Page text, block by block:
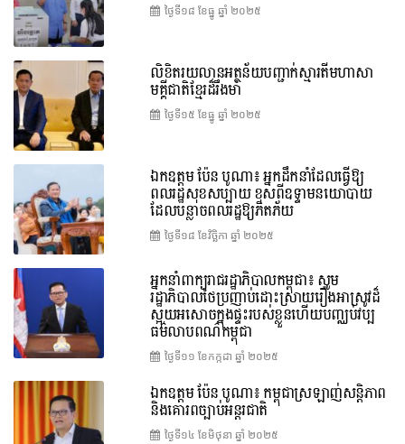
ថ្ងៃទី១៨ ខែ​ធ្នូ ឆ្នាំ ២០២៥
លិខិតរយលានអត្ថន័យបញ្ជាក់ស្មារតីមហាសា
មគ្គីជាតិខ្មែរដ៏រឹងមាំ
ថ្ងៃទី១៥ ខែ​ធ្នូ ឆ្នាំ ២០២៥
ឯកឧត្តម ប៉ែន បូណា៖ អ្នកដឹកនាំដែលធ្វើឱ្យ
ពលរដ្ឋសុខសប្បាយ ខុសពីឧទ្ទាមនយោបាយ
ដែលបន្លាចពលរដ្ឋឱ្យភិតភ័យ
ថ្ងៃទី១៨ ខែ​វិច្ឆិកា ឆ្នាំ ២០២៥
អ្នកនាំពាក្យរាជរដ្ឋាភិបាលកម្ពុជា៖ សូម
រដ្ឋាភិបាលថៃប្រញាប់ដោះស្រាយរឿងអាស្រូវដ៏
ស្អុយអសោចក្នុងផ្ទះរបស់ខ្លួនហើយបញ្ឈប់វប្ប
ធម៌លាបពណ៌កម្ពុជា
ថ្ងៃទី១១ ខែ​កក្កដា ឆ្នាំ ២០២៥
ឯកឧត្តម ប៉ែន បូណា៖ កម្ពុជាស្រឡាញ់សន្តិភាព
និងគោរពច្បាប់អន្តរជាតិ
ថ្ងៃទី១៤ ខែ​មិថុនា ឆ្នាំ ២០២៥